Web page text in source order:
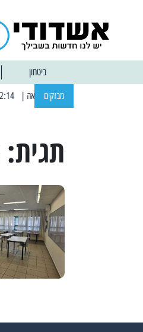
ביטחון
מבזקים | 12:14 13/01/2025 אחרי שבוע: הוסר איסור הרחצה בחופי אשדוד
תגית: